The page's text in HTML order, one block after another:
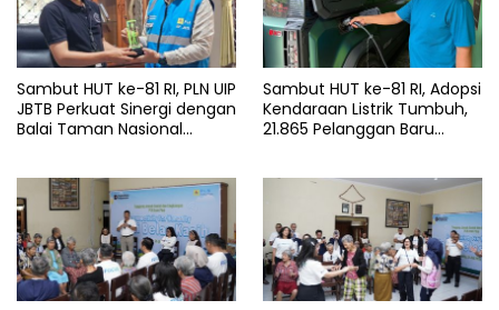
Sambut HUT ke-81 RI, PLN UIP
JBTB Perkuat Sinergi dengan
Balai Taman Nasional
kV Paiton–
Watudodol/Kalipuro
Sambut HUT ke-81 RI, Adopsi
Kendaraan Listrik Tumbuh,
21.865 Pelanggan Baru